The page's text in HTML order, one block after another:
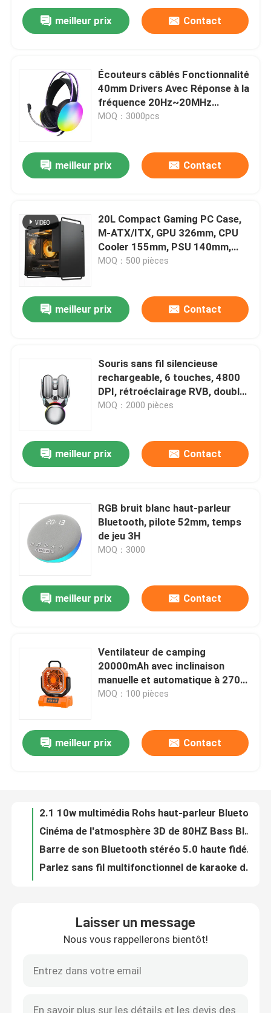
À la maison
Produits
À propos de nous
Contrôle de la qualité
Nous contacter
Les affaires
Demandez un devis
Clavier et souris d'ordinateur de câble
meilleur prix Contact
Écouteurs câblés Fonctionnalité
40mm Drivers Avec Réponse à la
fréquence 20Hz~20MHz
6.0x5mm Microphone
MOQ：3000pcs
meilleur prix Contact
20L Compact Gaming PC Case,
M-ATX/ITX, GPU 326mm, CPU
Cooler 155mm, PSU 140mm,
Options de double panneau
MOQ：500 pièces
meilleur prix Contact
Souris sans fil silencieuse
rechargeable, 6 touches, 4800
DPI, rétroéclairage RVB, double
mode, métal argenté
MOQ：2000 pièces
meilleur prix Contact
RGB bruit blanc haut-parleur
Bluetooth, pilote 52mm, temps
de jeu 3H
MOQ：3000
meilleur prix Contact
Ventilateur de camping
20000mAh avec inclinaison
manuelle et automatique à 270
degrés, télécommande, batterie
MOQ：100 pièces
meilleur prix Contact
2,1 Nearfield a câblé la bordure de haut-parleur d'ordinateur - bruit
Parlez sans fil multifonctionnel de karaoke de la famille 30W avec l'enregistreur de Mic
U-disque à la maison sans fil FM de TF de système de haut-parleurs de haut-parleur de haute fidélité portatif de 5W Bluetooth aux.
protocole sans fil A2DP de haut-parleur de musique de haut-parleur de Bluetooth du lecteur mp3 5V
clavier 2.4G sans fil avec le Touch Pad avec le clavier normal ultra compact inoxydable solide de contrôle facile de médias pour le PC TV
Laisser un message
Nous vous rappellerons bientôt!